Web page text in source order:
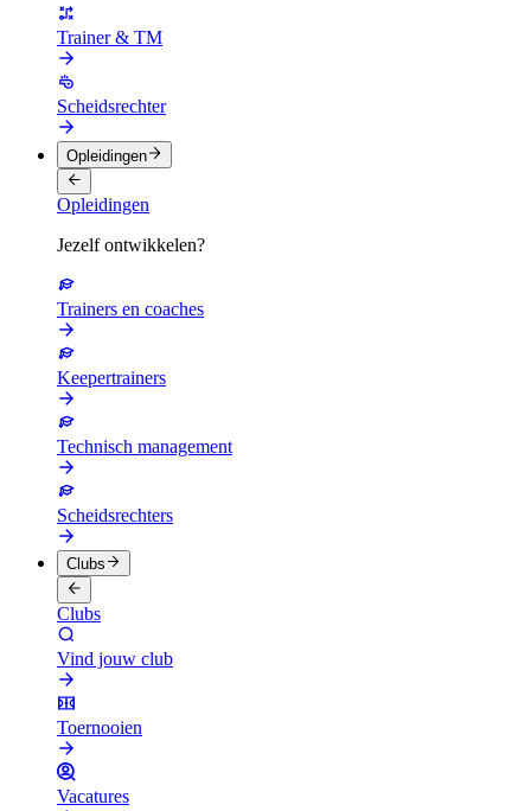
Trainer & TM
Scheidsrechter
Opleidingen
Opleidingen
Jezelf ontwikkelen?
Trainers en coaches
Keepertrainers
Technisch management
Scheidsrechters
Clubs
Clubs
Vind jouw club
Toernooien
Vacatures